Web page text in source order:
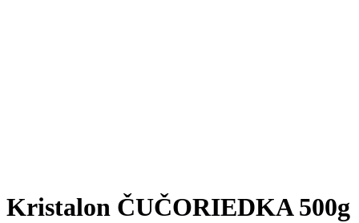
Kristalon ČUČORIEDKA 500g